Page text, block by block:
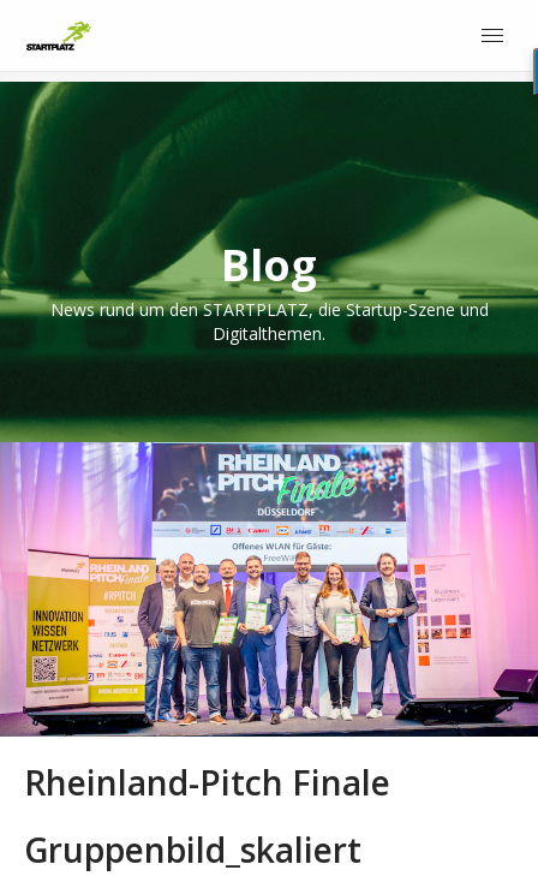
Blog
News rund um den STARTPLATZ, die Startup-Szene und
Digitalthemen.
Rheinland-Pitch Finale
Gruppenbild_skaliert